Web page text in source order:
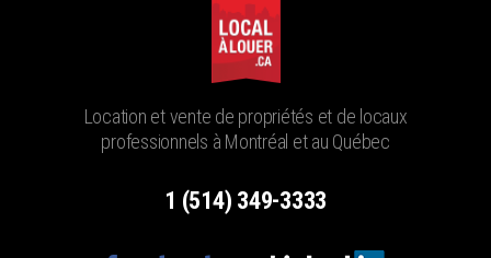
Location et vente de propriétés et de locaux
professionnels à Montréal et au Québec
1 (514) 349-3333